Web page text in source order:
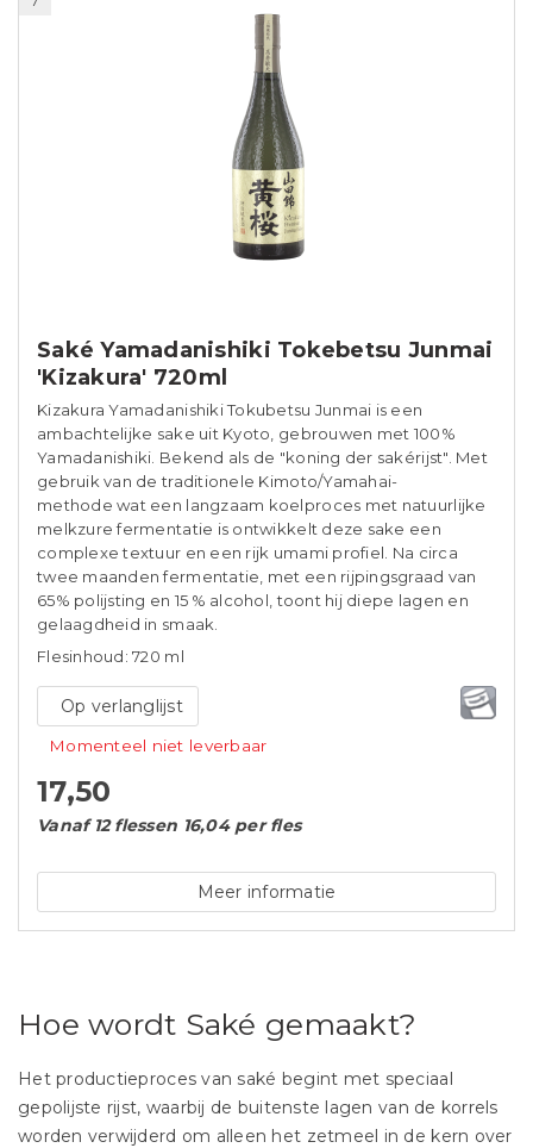
Saké Yamadanishiki Tokebetsu Junmai
'Kizakura' 720ml
Kizakura Yamadanishiki Tokubetsu Junmai is een
ambachtelijke sake uit Kyoto, gebrouwen met 100%
Yamadanishiki. Bekend als de "koning der sakérijst". Met
gebruik van de traditionele Kimoto/Yamahai-
methode wat een langzaam koelproces met natuurlijke
melkzure fermentatie is ontwikkelt deze sake een
complexe textuur en een rijk umami profiel. Na circa
twee maanden fermentatie, met een rijpingsgraad van
65% polijsting en 15 % alcohol, toont hij diepe lagen en
gelaagdheid in smaak.
Flesinhoud: 720 ml
Op verlanglijst
Momenteel niet leverbaar
17,50
Vanaf 12 flessen 16,04 per fles
Meer informatie
Hoe wordt Saké gemaakt?
Het productieproces van saké begint met speciaal
gepolijste rijst, waarbij de buitenste lagen van de korrels
worden verwijderd om alleen het zetmeel in de kern over